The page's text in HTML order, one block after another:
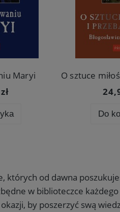
Maryi
Do
których od dawna
w biblioteczce
by poszerzyć swą